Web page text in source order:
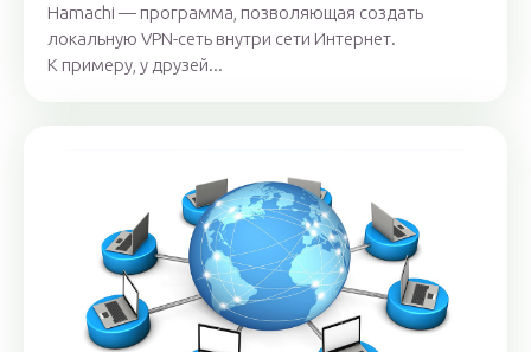
Hamachi — программа, позволяющая создать
локальную VPN-сеть внутри сети Интернет.
К примеру, у друзей...